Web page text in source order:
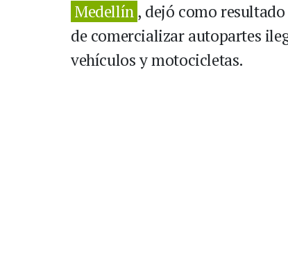
Medellín, dejó como
de comercializar autopartes
vehículos y motocicletas.